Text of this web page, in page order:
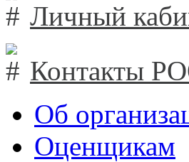
Личный
Контакты
Об
Оценщикам